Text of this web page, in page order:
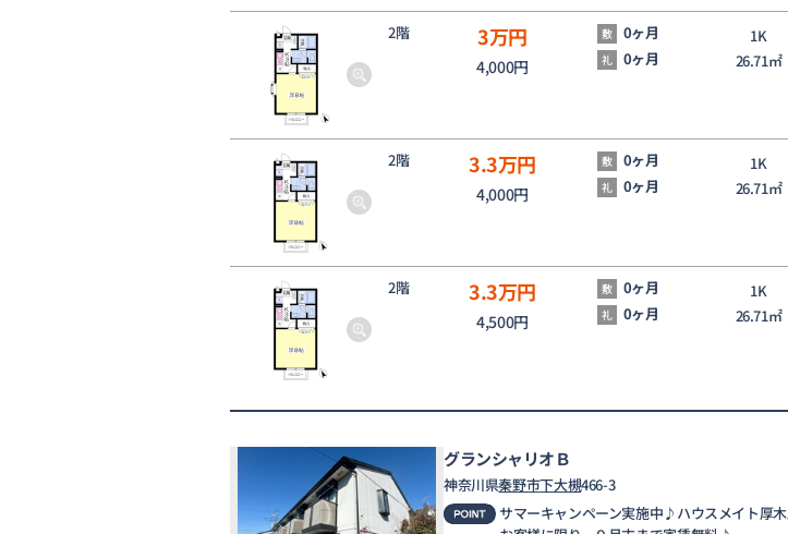
2階 3万円
4,000円
敷 0ヶ月
礼 0ヶ月
1K
26.71㎡
2階 3.3万円
4,000円
敷 0ヶ月
礼 0ヶ月
1K
26.71㎡
2階 3.3万円
4,500円
敷 0ヶ月
礼 0ヶ月
1K
26.71㎡
グランシャリオＢ
神奈川県秦野市下大槻466-3
サマーキャンペーン実施中♪ハウスメイト厚